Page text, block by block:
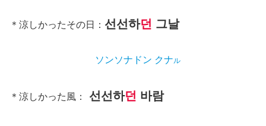
＊涼しかったその日： 선선하던 그날
ソンソナドン クナ ル
＊涼しかった風： 선선하던 바람